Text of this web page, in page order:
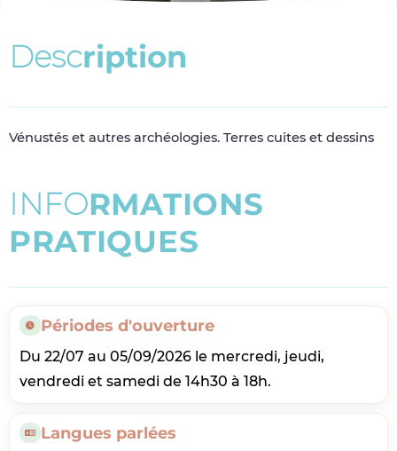
Description
Vénustés et autres archéologies. Terres cuites et dessins
INFORMATIONS
PRATIQUES
Périodes d'ouverture
Du 22/07 au 05/09/2026 le mercredi, jeudi,
vendredi et samedi de 14h30 à 18h.
Langues parlées